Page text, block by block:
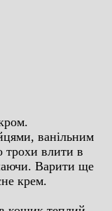
ванільним
трохи влити в
Варити ще
крем.